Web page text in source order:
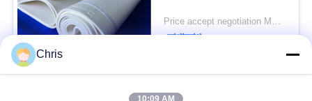
Price accept negotiation MOQ:1 টুকরা
যোগাযোগ
Chris
10:09 AM